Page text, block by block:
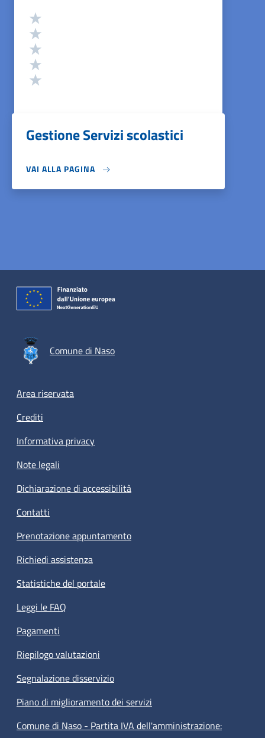
Valutazione
Gestione Servizi scolastici
VAI ALLA PAGINA
Comune di Naso
Footer menu
Area riservata
Crediti
Informativa privacy
Note legali
Dichiarazione di accessibilità
Contatti
Prenotazione appuntamento
Richiedi assistenza
Statistiche del portale
Leggi le FAQ
Pagamenti
Riepilogo valutazioni
Segnalazione disservizio
Piano di miglioramento dei servizi
Comune di Naso - Partita IVA dell'amministrazione: